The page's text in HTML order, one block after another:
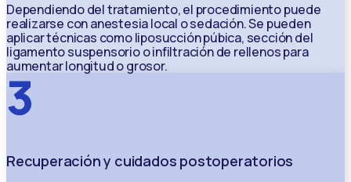
Dependiendo del tratamiento, el procedimiento puede
realizarse con anestesia local o sedación. Se pueden
aplicar técnicas como liposucción púbica, sección del
ligamento suspensorio o infiltración de rellenos para
aumentar longitud o grosor.
3
Recuperación y cuidados postoperatorios